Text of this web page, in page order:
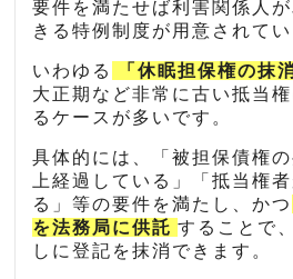
要件を満たせば利害関係人
きる特例制度が用意されてい
いわゆる 「休眠担保権の抹
大正期など非常に古い抵当
るケースが多いです。
具体的には、「被担保債権
上経過している」「抵当権
る」等の要件を満たし、かつ
を法務局に供託 することで
しに登記を抹消できます。